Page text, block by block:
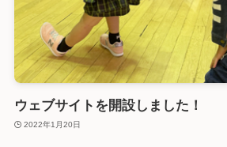
ウェブサイトを開設しました！
2022年1月20日